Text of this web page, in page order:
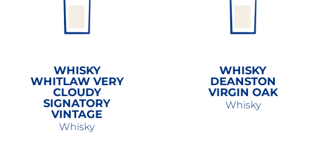
WHISKY
WHITLAW VERY
CLOUDY
SIGNATORY
VINTAGE
Whisky
WHISKY
DEANSTON
VIRGIN OAK
Whisky